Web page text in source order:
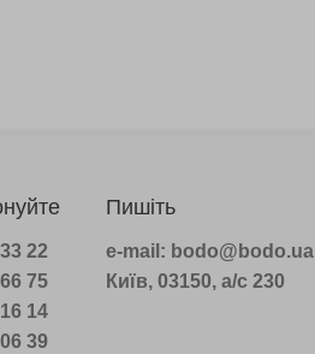
22
75
14
39
Пишіть
e-mail: bodo@bodo.ua
Київ, 03150, а/с 230